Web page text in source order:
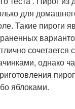
для
Такие пироги
сочетается
однако
яблоками.